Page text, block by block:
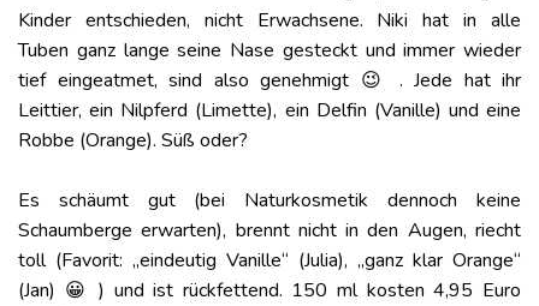
Kinder entschieden, nicht Erwachsene. Niki hat in alle
Tuben ganz lange seine Nase gesteckt und immer wieder
tief eingeatmet, sind also genehmigt 😉 . Jede hat ihr
Leittier, ein Nilpferd (Limette), ein Delfin (Vanille) und eine
Robbe (Orange). Süß oder?
Es schäumt gut (bei Naturkosmetik dennoch keine
Schaumberge erwarten), brennt nicht in den Augen, riecht
toll (Favorit: „eindeutig Vanille“ (Julia), „ganz klar Orange“
(Jan) 😀 ) und ist rückfettend. 150 ml kosten 4,95 Euro